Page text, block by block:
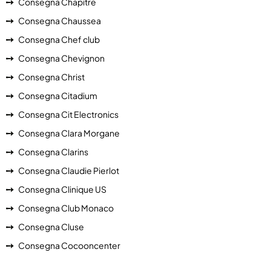
Consegna Chaussea
Consegna Chef club
Consegna Chevignon
Consegna Christ
Consegna Citadium
Consegna Cit Electronics
Consegna Clara Morgane
Consegna Clarins
Consegna Claudie Pierlot
Consegna Clinique US
Consegna Club Monaco
Consegna Cluse
Consegna Cocooncenter